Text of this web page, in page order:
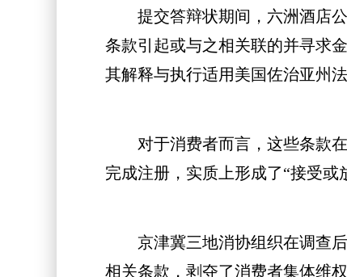
提交答辩状期间，六洲酒店公
条款引起或与之相关联的并寻求
其解释与执行适用美国佐治亚州
对于消费者而言，这些条款在
完成注册，实质上形成了“接受或
京津冀三地消协组织在调查后
相关条款，剥夺了消费者集体维